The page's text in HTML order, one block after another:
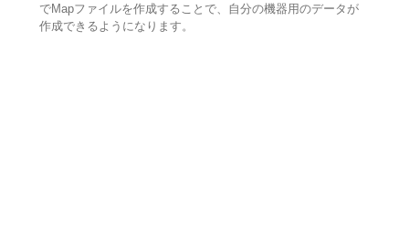
でMapファイルを作成することで、自分の機器用のデータが
作成できるようになります。